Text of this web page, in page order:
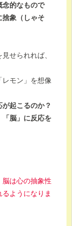
念的なもので
捨象（しゃそ
せられれば、
モン」を想像
起こるのか？
「脳」に反応を
は心の抽象性
るようになりま